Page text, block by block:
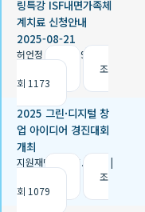
링특강 ISF내면가족체
계치료 신청안내
2025-08-21
허언정 2025.09.06
조
회 1173
2025 그린·디지털 창
업 아이디어 경진대회
개최
지원재단 2025.09.06
|
조
회 1079